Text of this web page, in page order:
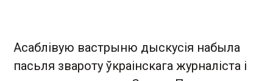
Асаблівую вастрыню дыскусія набыла
пасьля звароту ўкраінскага журналіста і